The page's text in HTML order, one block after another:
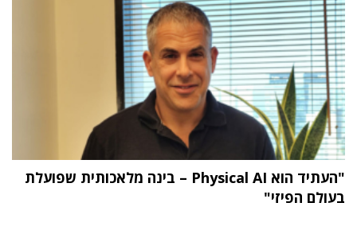
"העתיד הוא Physical AI – בינה מלאכותית שפועלת
בעולם הפיזי"